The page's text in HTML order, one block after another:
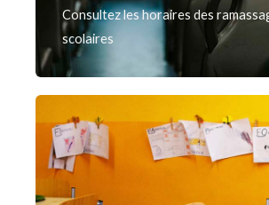
Consultez les horaires des
scolaires